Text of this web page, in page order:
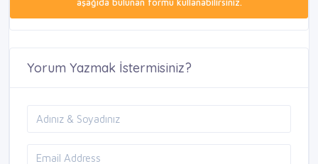
Yorum Yazmak İstermisiniz?